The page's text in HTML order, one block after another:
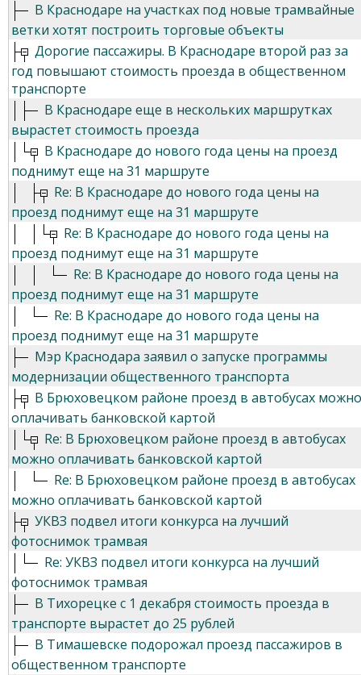
В Краснодаре на участках под новые трамвайные
ветки хотят построить торговые объекты
Дорогие пассажиры. В Краснодаре второй раз за
год повышают стоимость проезда в общественном
транспорте
В Краснодаре еще в нескольких маршрутках
вырастет стоимость проезда
В Краснодаре до нового года цены на проезд
поднимут еще на 31 маршруте
Re: В Краснодаре до нового года цены на
проезд поднимут еще на 31 маршруте
Re: В Краснодаре до нового года цены на
проезд поднимут еще на 31 маршруте
Re: В Краснодаре до нового года цены на
проезд поднимут еще на 31 маршруте
Re: В Краснодаре до нового года цены на
проезд поднимут еще на 31 маршруте
Мэр Краснодара заявил о запуске программы
модернизации общественного транспорта
В Брюховецком районе проезд в автобусах можно
оплачивать банковской картой
Re: В Брюховецком районе проезд в автобусах
можно оплачивать банковской картой
Re: В Брюховецком районе проезд в автобусах
можно оплачивать банковской картой
УКВЗ подвел итоги конкурса на лучший
фотоснимок трамвая
Re: УКВЗ подвел итоги конкурса на лучший
фотоснимок трамвая
В Тихорецке с 1 декабря стоимость проезда в
транспорте вырастет до 25 рублей
В Тимашевске подорожал проезд пассажиров в
общественном транспорте